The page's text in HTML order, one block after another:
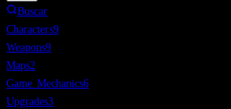
Buscar
Characters9
Weapons9
Maps2
Game Mechanics6
Upgrades3